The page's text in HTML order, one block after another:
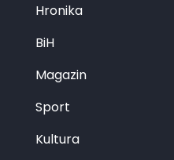
Hronika
BiH
Magazin
Sport
Kultura